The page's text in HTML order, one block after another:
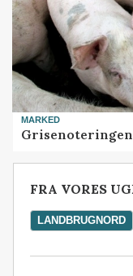
MARKED
FRA VORES
LANDBRUGNORD